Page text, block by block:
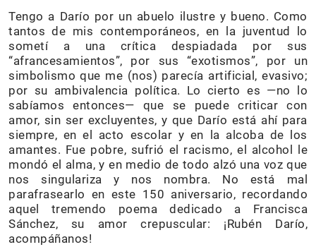
Tengo a Darío por un abuelo ilustre y bueno. Como
tantos de mis contemporáneos, en la juventud lo
sometí a una crítica despiadada por sus
“afrancesamientos”, por sus “exotismos”, por un
simbolismo que me (nos) parecía artificial, evasivo;
por su ambivalencia política. Lo cierto es —no lo
sabíamos entonces— que se puede criticar con
amor, sin ser excluyentes, y que Darío está ahí para
siempre, en el acto escolar y en la alcoba de los
amantes. Fue pobre, sufrió el racismo, el alcohol le
mondó el alma, y en medio de todo alzó una voz que
nos singulariza y nos nombra. No está mal
parafrasearlo en este 150 aniversario, recordando
aquel tremendo poema dedicado a Francisca
Sánchez, su amor crepuscular: ¡Rubén Darío,
acompáñanos!